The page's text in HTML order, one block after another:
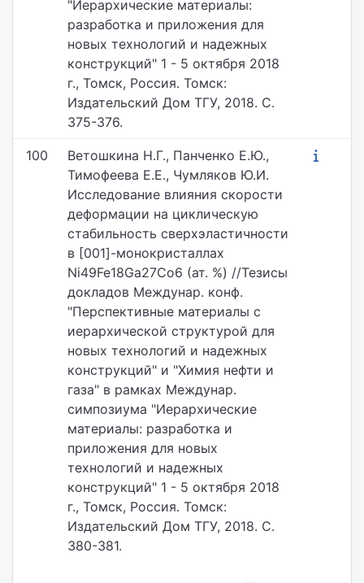
"Иерархические материалы:
разработка и приложения для
новых технологий и надежных
конструкций" 1 - 5 октября 2018
г., Томск, Россия. Томск:
Издательский Дом ТГУ, 2018. С.
375-376.
100
Ветошкина Н.Г., Панченко Е.Ю.,
Тимофеева Е.Е., Чумляков Ю.И.
Исследование влияния скорости
деформации на циклическую
стабильность сверхэластичности
в [001]-монокристаллах
Ni49Fe18Ga27Co6 (ат. %) //Тезисы
докладов Междунар. конф.
"Перспективные материалы с
иерархической структурой для
новых технологий и надежных
конструкций" и "Химия нефти и
газа" в рамках Междунар.
симпозиума "Иерархические
материалы: разработка и
приложения для новых
технологий и надежных
конструкций" 1 - 5 октября 2018
г., Томск, Россия. Томск:
Издательский Дом ТГУ, 2018. С.
380-381.